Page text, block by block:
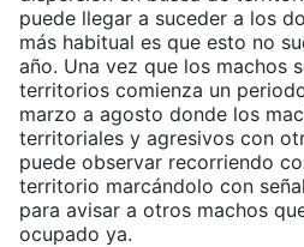
puede llegar a suceder a los
más habitual es que esto no
año. Una vez que los machos
territorios comienza un
marzo a agosto donde los
territoriales y agresivos con
puede observar recorriendo
territorio marcándolo con
para avisar a otros machos
ocupado ya.